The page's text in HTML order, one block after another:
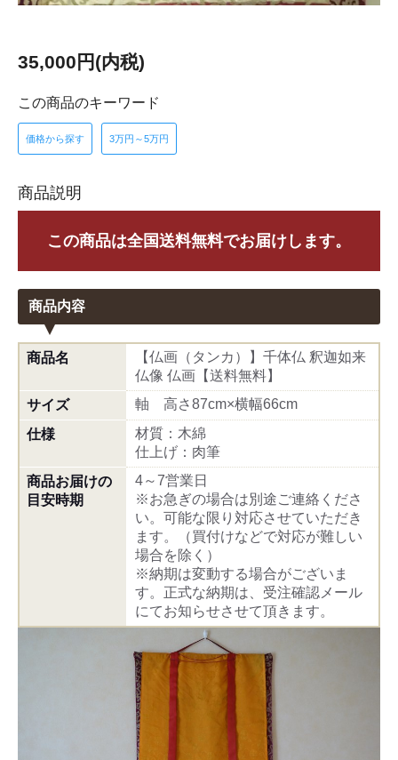
35,000円(内税)
この商品のキーワード
価格から探す 3万円～5万円
商品説明
この商品は全国送料無料でお届けします。
商品内容
商品名
【仏画（タンカ）】千体仏 釈迦如来
仏像 仏画【送料無料】
サイズ
軸 高さ87cm×横幅66cm
仕様
材質：木綿
仕上げ：肉筆
商品お届けの
目安時期
4～7営業日
※お急ぎの場合は別途ご連絡くださ
い。可能な限り対応させていただき
ます。（買付けなどで対応が難しい
場合を除く）
※納期は変動する場合がございま
す。正式な納期は、受注確認メール
にてお知らせさせて頂きます。